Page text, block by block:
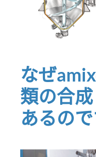
なぜ
類の合
あるの